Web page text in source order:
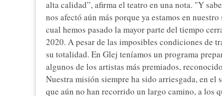
alta calidad”, afirma el teatro en una nota. "Y
nos afectó aún más porque ya estamos en
cual hemos pasado la mayor parte del tiempo
2020. A pesar de las imposibles condiciones de
su totalidad. En Glej teníamos un programa
algunos de los artistas más premiados,
Nuestra misión siempre ha sido arriesgada, en el
que aún no han recorrido un largo camino, a los